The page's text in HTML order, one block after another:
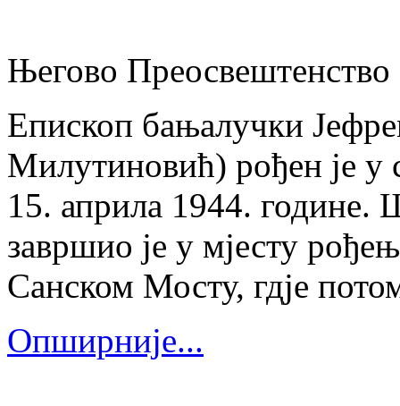
Његово
Епископ бањалучки
Милутиновић) рођен је у
15. априла 1944. године.
завршио је у мјесту
Санском Мосту, гдје
Опширније...